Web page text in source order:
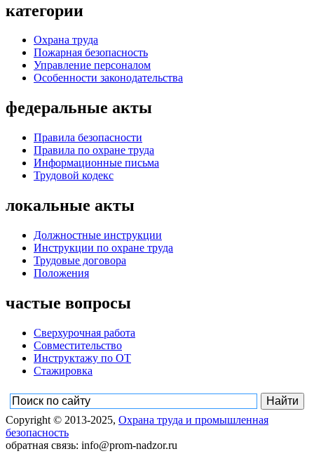
категории
Охрана труда
Пожарная безопасность
Управление персоналом
Особенности законодательства
федеральные акты
Правила безопасности
Правила по охране труда
Информационные письма
Трудовой кодекс
локальные акты
Должностные инструкции
Инструкции по охране труда
Трудовые договора
Положения
частые вопросы
Сверхурочная работа
Совместительство
Инструктажу по ОТ
Стажировка
Copyright © 2013-2025, Охрана труда и промышленная
безопасность
обратная связь: info@prom-nadzor.ru